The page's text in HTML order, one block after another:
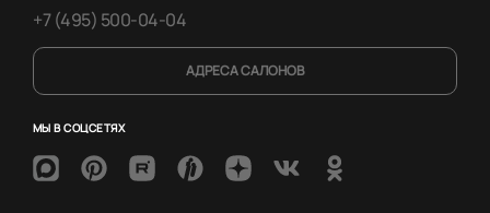
+7 (495) 500-04-04
АДРЕСА САЛОНОВ
МЫ В СОЦСЕТЯХ